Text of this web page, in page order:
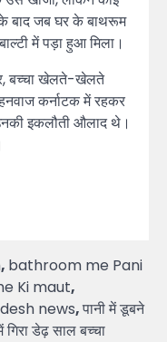
बाद जब घर के बाथरूम
में पड़ा हुआ मिला।
बच्चा खेलते-खेलते
कर्नाटक में रहकर
इकलौती औलाद थे।
, bathroom me Pani
Ki maut,
news,पानी में डूबने
गिरा डेढ़ साल बच्चा